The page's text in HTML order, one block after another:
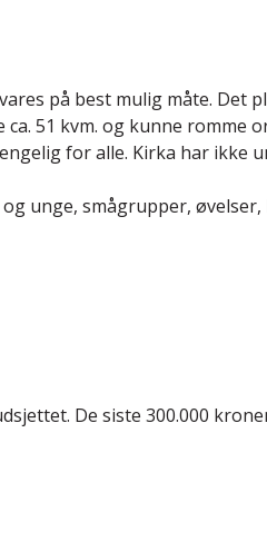
på best mulig måte. Det
51 kvm. og kunne romme
for alle. Kirka har ikke
unge, smågrupper, øvelser,
De siste 300.000